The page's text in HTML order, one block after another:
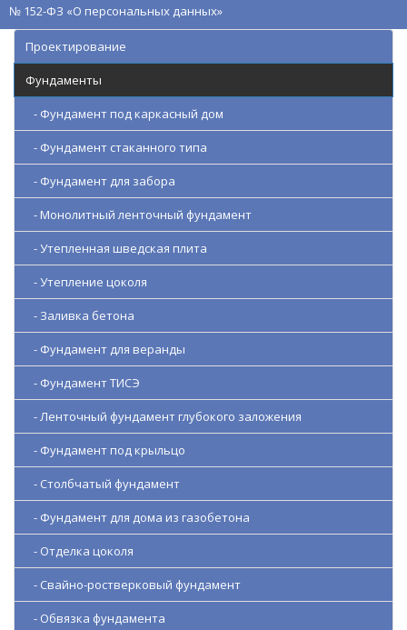
№ 152-ФЗ «О персональных данных»
Проектирование
Фундаменты
- Фундамент под каркасный дом
- Фундамент стаканного типа
- Фундамент для забора
- Монолитный ленточный фундамент
- Утепленная шведская плита
- Утепление цоколя
- Заливка бетона
- Фундамент для веранды
- Фундамент ТИСЭ
- Ленточный фундамент глубокого заложения
- Фундамент под крыльцо
- Столбчатый фундамент
- Фундамент для дома из газобетона
- Отделка цоколя
- Свайно-ростверковый фундамент
- Обвязка фундамента